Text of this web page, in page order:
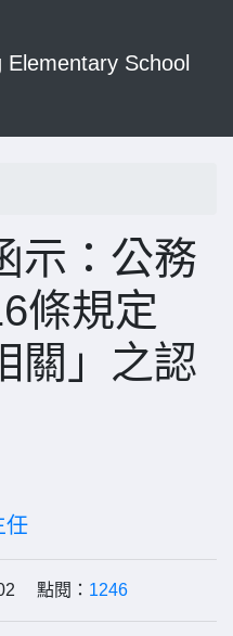
School
示：公務
條規定
關」之認
任
點閱： 1246